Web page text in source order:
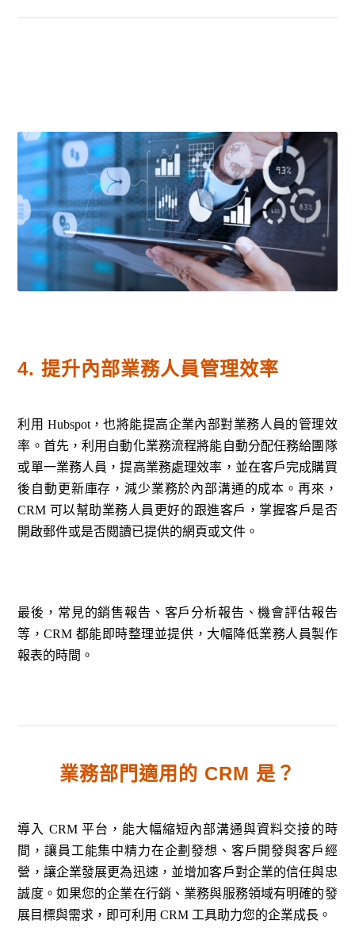
4. 提升內部業務人員管理效率
利用 Hubspot，也將能提高企業內部對業務人員的管理效
率。首先，利用自動化業務流程將能自動分配任務給團隊
或單一業務人員，提高業務處理效率，並在客戶完成購買
後自動更新庫存，減少業務於內部溝通的成本。再來，
CRM 可以幫助業務人員更好的跟進客戶，掌握客戶是否
開啟郵件或是否閱讀已提供的網頁或文件。
最後，常見的銷售報告、客戶分析報告、機會評估報告
等，CRM 都能即時整理並提供，大幅降低業務人員製作
報表的時間。
業務部門適用的 CRM 是？
導入 CRM 平台，能大幅縮短內部溝通與資料交接的時
間，讓員工能集中精力在企劃發想、客戶開發與客戶經
營，讓企業發展更為迅速，並增加客戶對企業的信任與忠
誠度。如果您的企業在行銷、業務與服務領域有明確的發
展目標與需求，即可利用 CRM 工具助力您的企業成長。